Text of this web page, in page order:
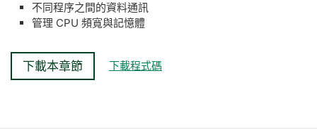
不同程序之間的資料通訊
管理 CPU 頻寬與記憶體
下載本章節 下載程式碼